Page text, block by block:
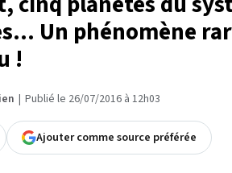
Un phénomène
!
Publié le 26/07/2016 à 12h03
Ajouter comme source préférée